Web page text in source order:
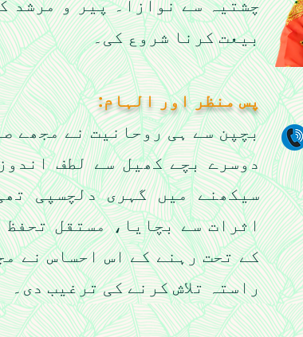
بیعت کرنا شروع کی۔
پس منظر اور الہام:
بچپن سے ہی روحانیت نے مجھے
دوسرے بچے کھیل سے لطف
سیکھنے میں گہری دلچسپی
اثرات سے بچایا، مستقل
کے تحت رہنے کے اس احساس نے
راستہ تلاش کرنے کی ترغیب دی۔